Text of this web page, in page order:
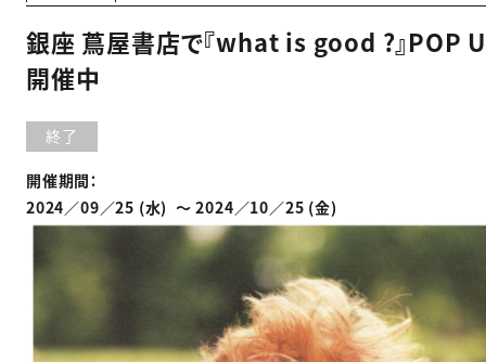
銀座 蔦屋書店で『what is good ?』POP
開催中
終了
開催期間：
2024／09／25 (水) 〜 2024／10／25 (金)